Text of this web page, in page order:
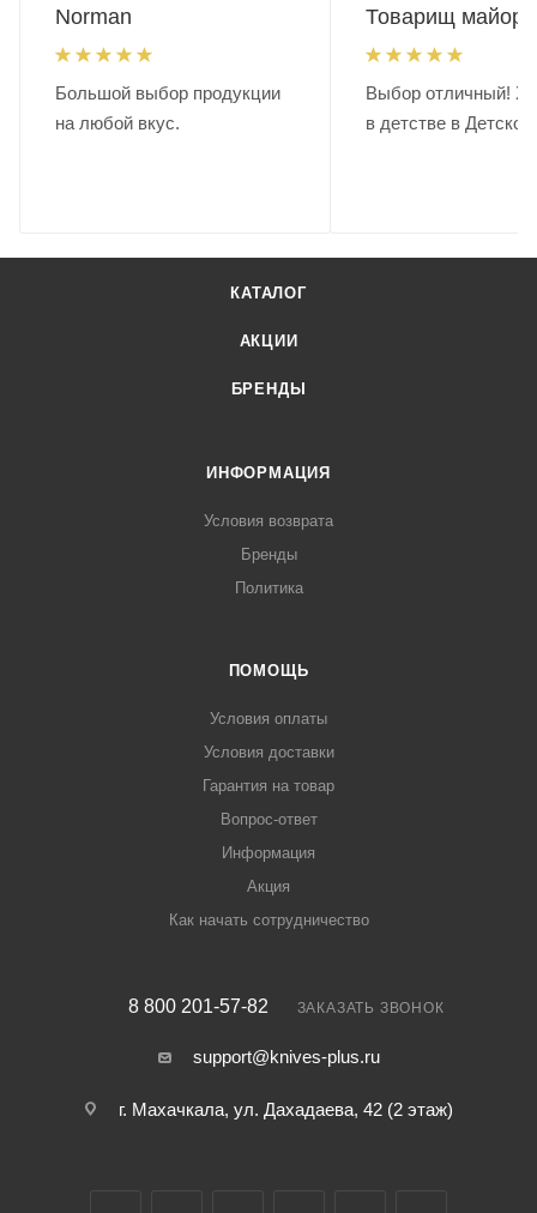
Norman
Большой выбор продукции
на любой вкус.
Товарищ майор.
Выбор отличный!
в детстве в
КАТАЛОГ
АКЦИИ
БРЕНДЫ
ИНФОРМАЦИЯ
Условия возврата
Бренды
Политика
ПОМОЩЬ
Условия оплаты
Условия доставки
Гарантия на товар
Вопрос-ответ
Информация
Акция
Как начать сотрудничество
8 800 201-57-82 ЗАКАЗАТЬ ЗВОНОК
support@knives-plus.ru
г. Махачкала, ул. Дахадаева, 42 (2 этаж)